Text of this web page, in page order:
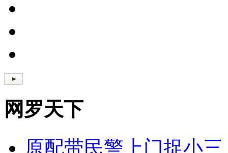
网罗天下
原配带民警上门捉小三